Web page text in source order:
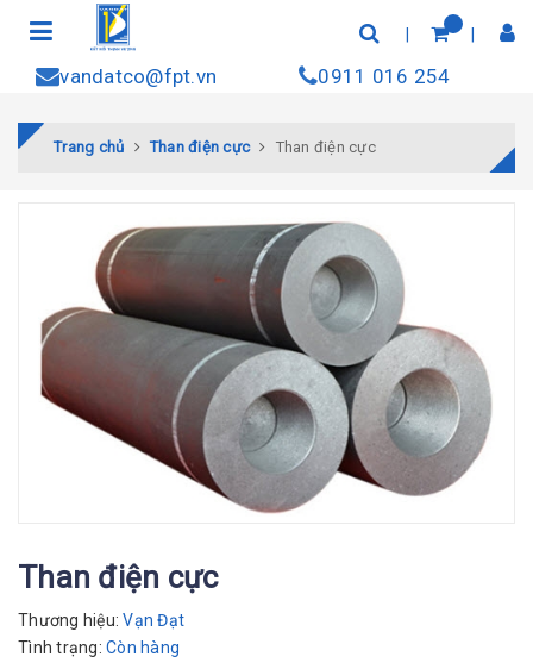
vandatco@fpt.vn 0911 016 254
Trang chủ Than điện cực Than điện cực
Than điện cực
Thương hiệu: Vạn Đạt
Tình trạng: Còn hàng